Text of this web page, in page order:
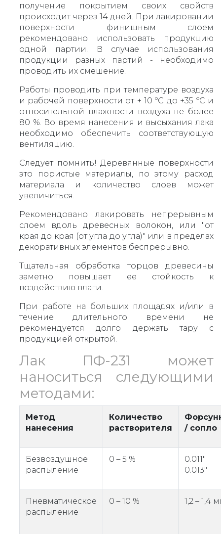
получение покрытием своих свойств
происходит через 14 дней. При лакировании
поверхности финишным слоем
рекомендовано использовать продукцию
одной партии. В случае использования
продукции разных партий - необходимо
проводить их смешение.
Работы проводить при температуре воздуха
и рабочей поверхности от + 10 ºС до +35 ºС и
относительной влажности воздуха не более
80 %. Во время нанесения и высыхания лака
необходимо обеспечить соответствующую
вентиляцию.
Следует помнить! Деревянные поверхности
это пористые материалы, по этому расход
материала и количество слоев может
увеличиться.
Рекомендовано лакировать непрерывным
слоем вдоль древесных волокон, или "от
края до края (от угла до угла)" или в пределах
декоративных элементов беспрерывно.
Тщательная обработка торцов древесины
заметно повышает ее стойкость к
воздействию влаги.
При работе на больших площадях и/или в
течение длительного времени не
рекомендуется долго держать тару с
продукцией открытой.
Лак ПФ-231 может
наноситься следующими
методами:
Метод
нанесения
Количество
растворителя
/ сопло
Безвоздушное
распыление
0 – 5 %
0.013"
Пневматическое
распыление
0 – 10 % 1,2 – 1,4